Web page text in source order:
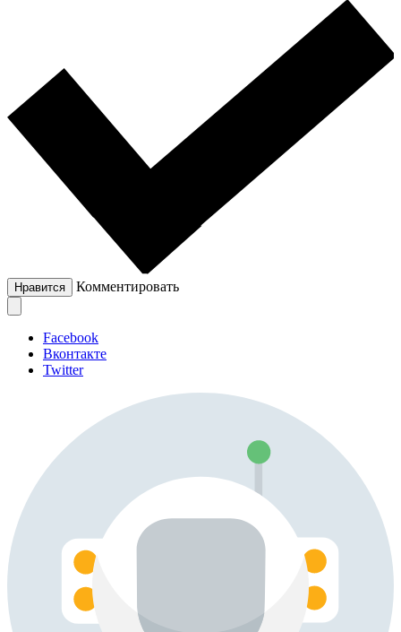
Нравится Комментировать
Facebook
Вконтакте
Twitter